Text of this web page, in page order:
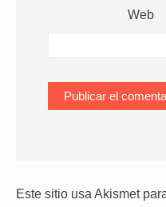
Web
Este sitio usa Akismet